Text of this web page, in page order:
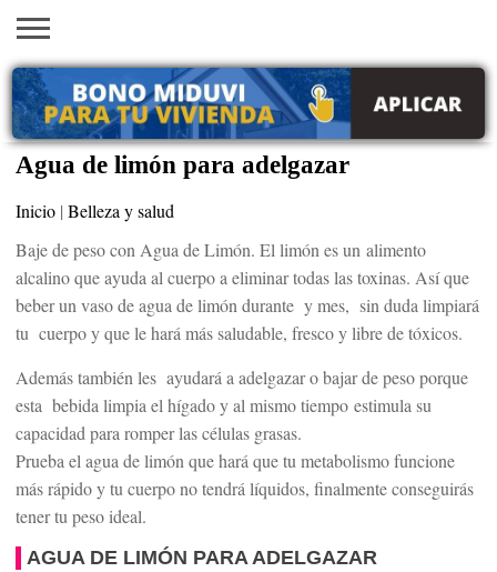
INICIO
AYUDAS
ECONÓMICAS
VACANTES
EN EEUU
SACA
TU
VISA
EMPLEOS
TRÁMITES
PRÉSTAMOS
CURSOS
HOGAR
BELLEZA
Agua de limón para adelgazar
Inicio | Belleza y salud
Baje de peso con Agua de Limón. El limón es un alimento
alcalino que ayuda al cuerpo a eliminar todas las toxinas. Así que
beber un vaso de agua de limón durante y mes, sin duda limpiará
tu cuerpo y que le hará más saludable, fresco y libre de tóxicos.
Además también les ayudará a adelgazar o bajar de peso porque
esta bebida limpia el hígado y al mismo tiempo estimula su
capacidad para romper las células grasas.
Prueba el agua de limón que hará que tu metabolismo funcione
más rápido y tu cuerpo no tendrá líquidos, finalmente conseguirás
tener tu peso ideal.
AGUA DE LIMÓN PARA ADELGAZAR